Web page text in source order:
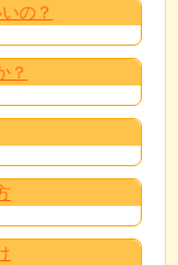
の？
？